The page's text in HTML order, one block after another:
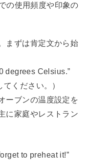
の使用頻度や印象の
まずは肯定文から始
degrees Celsius.”
ください。）
ーブンの温度設定を
に家庭やレストラン
to preheat it!”